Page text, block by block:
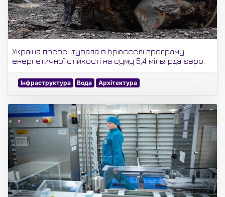
Україна презентувала в Брюсселі програму
енергетичної стійкості на суму 5,4 мільярда євро.
Інфраструктура Вода Архітектура